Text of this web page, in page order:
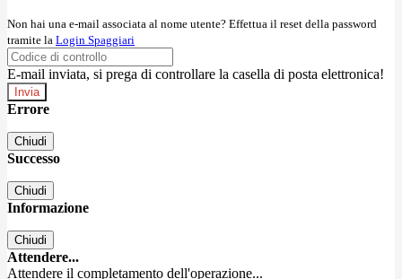
Non hai una e-mail associata al nome utente? Effettua il reset della password
tramite la Login Spaggiari
E-mail inviata, si prega di controllare la casella di posta elettronica!
Errore
Chiudi
Successo
Chiudi
Informazione
Chiudi
Attendere...
Attendere il completamento dell'operazione...